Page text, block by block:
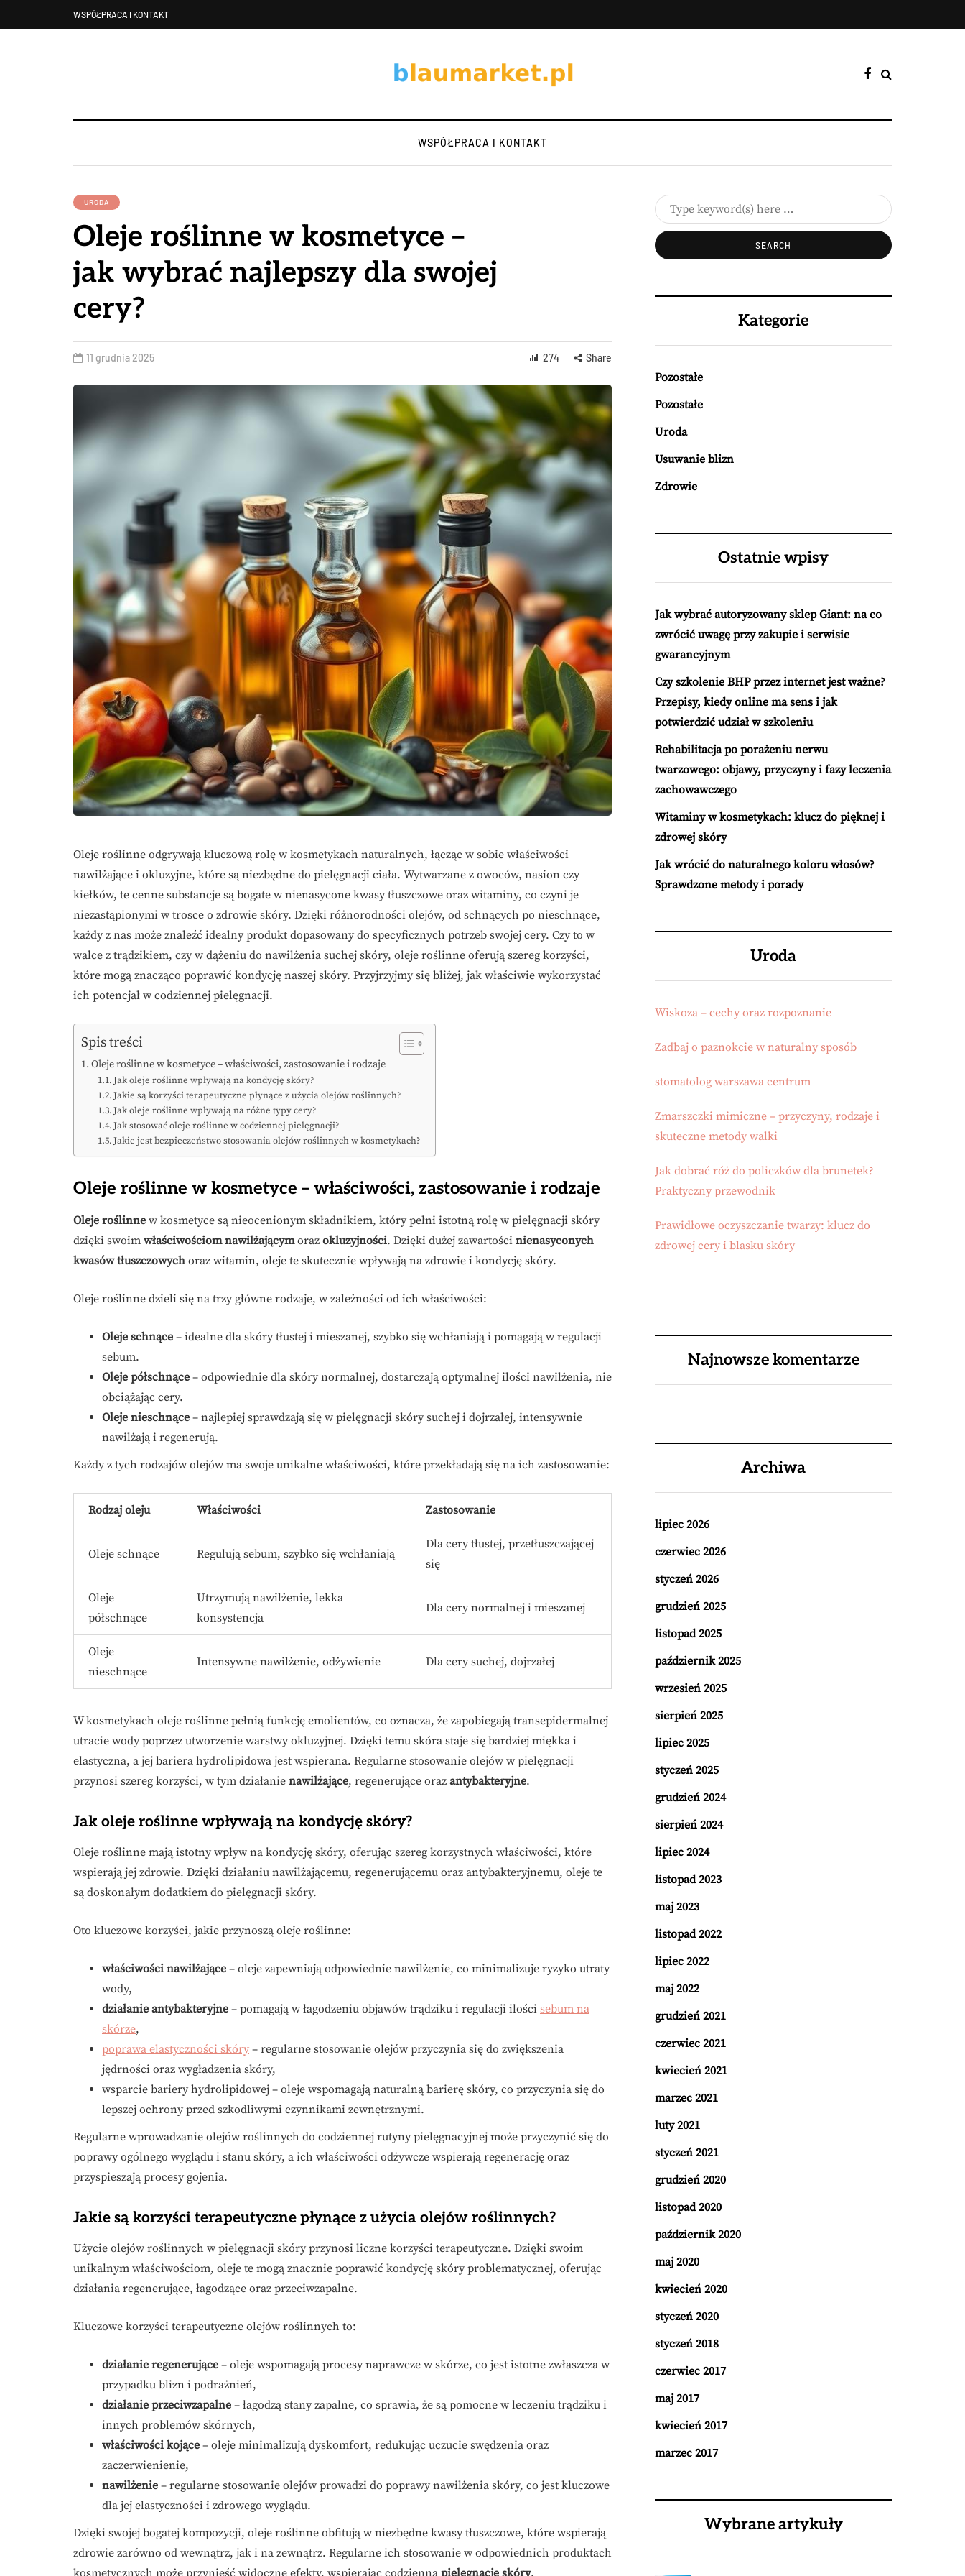
WSPÓŁPRACA I KONTAKT
WSPÓŁPRACA I KONTAKT
URODA
Oleje roślinne w kosmetyce –
jak wybrać najlepszy dla swojej
cery?
11 grudnia 2025 274 Share
Oleje roślinne odgrywają kluczową rolę w kosmetykach naturalnych, łącząc w sobie właściwości
nawilżające i okluzyjne, które są niezbędne do pielęgnacji ciała. Wytwarzane z owoców, nasion czy
kiełków, te cenne substancje są bogate w nienasycone kwasy tłuszczowe oraz witaminy, co czyni je
niezastąpionymi w trosce o zdrowie skóry. Dzięki różnorodności olejów, od schnących po nieschnące,
każdy z nas może znaleźć idealny produkt dopasowany do specyficznych potrzeb swojej cery. Czy to w
walce z trądzikiem, czy w dążeniu do nawilżenia suchej skóry, oleje roślinne oferują szereg korzyści,
które mogą znacząco poprawić kondycję naszej skóry. Przyjrzyjmy się bliżej, jak właściwie wykorzystać
ich potencjał w codziennej pielęgnacji.
Spis treści
Oleje roślinne w kosmetyce – właściwości, zastosowanie i rodzaje
Jak oleje roślinne wpływają na kondycję skóry?
Jakie są korzyści terapeutyczne płynące z użycia olejów roślinnych?
Jak oleje roślinne wpływają na różne typy cery?
Jak stosować oleje roślinne w codziennej pielęgnacji?
Jakie jest bezpieczeństwo stosowania olejów roślinnych w kosmetykach?
Oleje roślinne w kosmetyce – właściwości, zastosowanie i rodzaje
Oleje roślinne w kosmetyce są nieocenionym składnikiem, który pełni istotną rolę w pielęgnacji skóry
dzięki swoim właściwościom nawilżającymoraz okluzyjności. Dzięki dużej zawartości nienasyconych
kwasów tłuszczowych oraz witamin, oleje te skutecznie wpływają na zdrowie i kondycję skóry.
Oleje roślinne dzieli się na trzy główne rodzaje, w zależności od ich właściwości:
Oleje schnące – idealne dla skóry tłustej i mieszanej, szybko się wchłaniają i pomagają w regulacji
sebum.
Oleje półschnące – odpowiednie dla skóry normalnej, dostarczają optymalnej ilości nawilżenia, nie
obciążając cery.
Oleje nieschnące – najlepiej sprawdzają się w pielęgnacji skóry suchej i dojrzałej, intensywnie
nawilżają i regenerują.
Każdy z tych rodzajów olejów ma swoje unikalne właściwości, które przekładają się na ich zastosowanie:
Rodzaj oleju Właściwości Zastosowanie
Oleje schnące Regulują sebum, szybko się wchłaniają
Dla cery tłustej, przetłuszczającej
się
Oleje
półschnące
Utrzymują nawilżenie, lekka
konsystencja
Dla cery normalnej i mieszanej
Oleje
nieschnące
Intensywne nawilżenie, odżywienie Dla cery suchej, dojrzałej
W kosmetykach oleje roślinne pełnią funkcję emolientów, co oznacza, że zapobiegają transepidermalnej
utracie wody poprzez utworzenie warstwy okluzyjnej. Dzięki temu skóra staje się bardziej miękka i
elastyczna, a jej bariera hydrolipidowa jest wspierana. Regularne stosowanie olejów w pielęgnacji
przynosi szereg korzyści, w tym działanie nawilżające, regenerujące oraz antybakteryjne.
Jak oleje roślinne wpływają na kondycję skóry?
Oleje roślinne mają istotny wpływ na kondycję skóry, oferując szereg korzystnych właściwości, które
wspierają jej zdrowie. Dzięki działaniu nawilżającemu, regenerującemu oraz antybakteryjnemu, oleje te
są doskonałym dodatkiem do pielęgnacji skóry.
Oto kluczowe korzyści, jakie przynoszą oleje roślinne:
właściwości nawilżające – oleje zapewniają odpowiednie nawilżenie, co minimalizuje ryzyko utraty
wody,
działanie antybakteryjne – pomagają w łagodzeniu objawów trądziku i regulacji ilości sebum na
skórze,
poprawa elastyczności skóry – regularne stosowanie olejów przyczynia się do zwiększenia
jędrności oraz wygładzenia skóry,
wsparcie bariery hydrolipidowej – oleje wspomagają naturalną barierę skóry, co przyczynia się do
lepszej ochrony przed szkodliwymi czynnikami zewnętrznymi.
Regularne wprowadzanie olejów roślinnych do codziennej rutyny pielęgnacyjnej może przyczynić się do
poprawy ogólnego wyglądu i stanu skóry, a ich właściwości odżywcze wspierają regenerację oraz
przyspieszają procesy gojenia.
Jakie są korzyści terapeutyczne płynące z użycia olejów roślinnych?
Użycie olejów roślinnych w pielęgnacji skóry przynosi liczne korzyści terapeutyczne. Dzięki swoim
unikalnym właściwościom, oleje te mogą znacznie poprawić kondycję skóry problematycznej, oferując
działania regenerujące, łagodzące oraz przeciwzapalne.
Kluczowe korzyści terapeutyczne olejów roślinnych to:
działanie regenerujące – oleje wspomagają procesy naprawcze w skórze, co jest istotne zwłaszcza w
przypadku blizn i podrażnień,
działanie przeciwzapalne – łagodzą stany zapalne, co sprawia, że są pomocne w leczeniu trądziku i
innych problemów skórnych,
właściwości kojące – oleje minimalizują dyskomfort, redukując uczucie swędzenia oraz
zaczerwienienie,
nawilżenie – regularne stosowanie olejów prowadzi do poprawy nawilżenia skóry, co jest kluczowe
dla jej elastyczności i zdrowego wyglądu.
Dzięki swojej bogatej kompozycji, oleje roślinne obfitują w niezbędne kwasy tłuszczowe, które wspierają
zdrowie zarówno od wewnątrz, jak i na zewnątrz. Regularne ich stosowanie w odpowiednich produktach
kosmetycznych może przynieść widoczne efekty, wspierając codzienną pielęgnację skóry.
Kategorie
Pozostałe
Pozostałe
Uroda
Usuwanie blizn
Zdrowie
Ostatnie wpisy
Jak wybrać autoryzowany sklep Giant: na co
zwrócić uwagę przy zakupie i serwisie
gwarancyjnym
Czy szkolenie BHP przez internet jest ważne?
Przepisy, kiedy online ma sens i jak
potwierdzić udział w szkoleniu
Rehabilitacja po porażeniu nerwu
twarzowego: objawy, przyczyny i fazy leczenia
zachowawczego
Witaminy w kosmetykach: klucz do pięknej i
zdrowej skóry
Jak wrócić do naturalnego koloru włosów?
Sprawdzone metody i porady
Uroda
Wiskoza – cechy oraz rozpoznanie
Zadbaj o paznokcie w naturalny sposób
stomatolog warszawa centrum
Zmarszczki mimiczne – przyczyny, rodzaje i
skuteczne metody walki
Jak dobrać róż do policzków dla brunetek?
Praktyczny przewodnik
Prawidłowe oczyszczanie twarzy: klucz do
zdrowej cery i blasku skóry
Najnowsze komentarze
Archiwa
lipiec 2026
czerwiec 2026
styczeń 2026
grudzień 2025
listopad 2025
październik 2025
wrzesień 2025
sierpień 2025
lipiec 2025
styczeń 2025
grudzień 2024
sierpień 2024
lipiec 2024
listopad 2023
maj 2023
listopad 2022
lipiec 2022
maj 2022
grudzień 2021
czerwiec 2021
kwiecień 2021
marzec 2021
luty 2021
styczeń 2021
grudzień 2020
listopad 2020
październik 2020
maj 2020
kwiecień 2020
styczeń 2020
styczeń 2018
czerwiec 2017
maj 2017
kwiecień 2017
marzec 2017
Wybrane artykuły